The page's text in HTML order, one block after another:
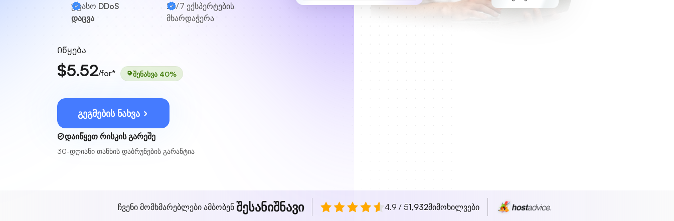
უფასო DDoS
დაცვა
24/7 ექსპერტების
მხარდაჭერა
Იწყება
$5.52/for* შენახვა 40%
გეგმების ნახვა
დაიწყეთ რისკის გარეშე
30-დღიანი თანხის დაბრუნების გარანტია
ჩვენი მომხმარებლები ამბობენ შესანიშნავი 4.9 / 51,932მიმოხილვები